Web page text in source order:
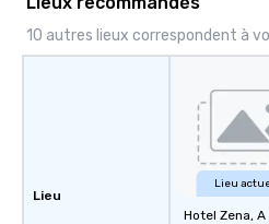
10 autres lieux correspondent à
Lieu
Lieu
Hotel Zena, A